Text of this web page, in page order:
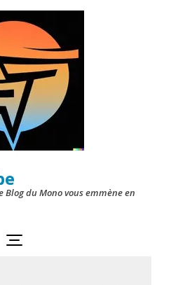
Blog du Mono vous emmène en